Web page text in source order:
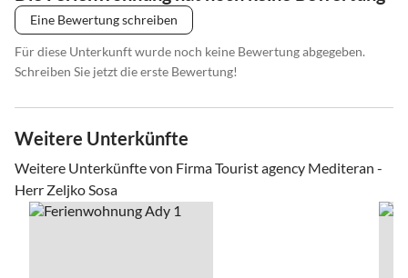
Eine Bewertung schreiben
Für diese Unterkunft wurde noch keine Bewertung abgegeben.
Schreiben Sie jetzt die erste Bewertung!
Weitere Unterkünfte
Weitere Unterkünfte von Firma Tourist agency Mediteran -
Herr Zeljko Sosa